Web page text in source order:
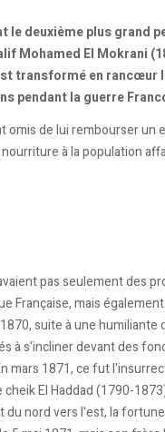
le deuxième plus grand
Mohamed El Mokrani
transformé en rancœur
pendant la guerre
omis de lui rembourser
à la population
pas seulement des
Française, mais
suite à une
à s'incliner devant des
mars 1871, ce fut
El Haddad (1790-
nord vers l'est, la